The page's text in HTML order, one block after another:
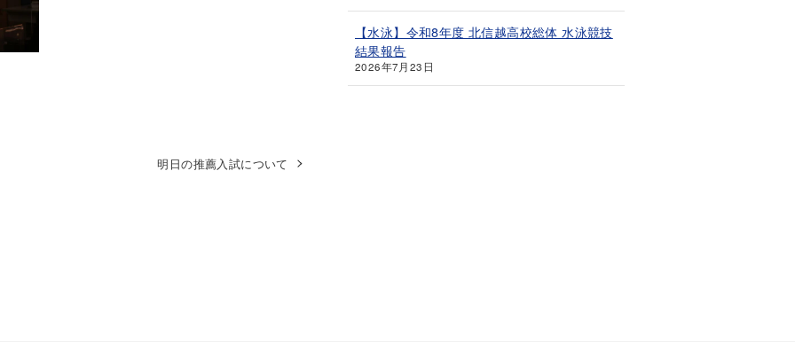
明日の推薦入試について
【水泳】令和8年度 北信越高校総体 水泳競技
結果報告
2026年7月23日